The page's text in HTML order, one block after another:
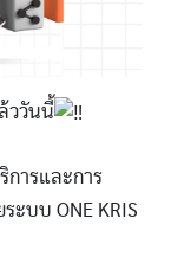
ววันนี้
การและการ
ะบบ ONE KRIS